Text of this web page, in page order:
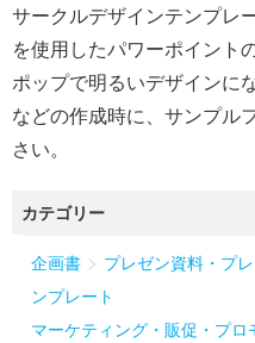
サークルデザインテンプレ
を使用したパワーポイント
ポップで明るいデザインに
などの作成時に、サンプル
さい。
カテゴリー
企画書 > プレゼン資料・プ
ンプレート
マーケティング・販促・プロ